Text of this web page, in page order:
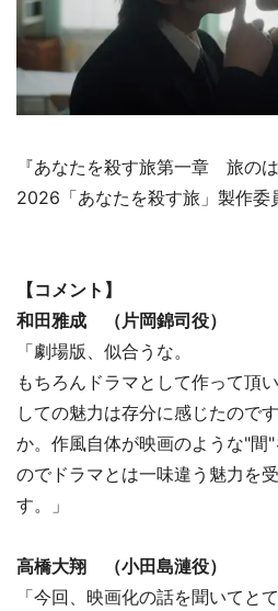
『あなたを殺す旅第一章 旅のは
2026「あなたを殺す旅」製作委
【コメント】
和田雅成 （片岡錦司役）
「劇場版、似合うな。
もちろんドラマとして作って頂
しての魅力は存分に感じたので
か。作風自体が映画のような"間
のでドラマとは一味違う魅力を
す。」
高橋大翔 （小田島漣役）
「今回、映画化の話を聞いてと